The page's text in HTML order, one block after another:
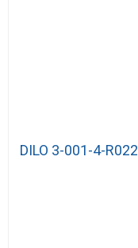
DILO 3-001-4-R022